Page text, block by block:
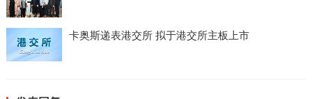
卡奥斯递表港交所 拟于港交所主板上市